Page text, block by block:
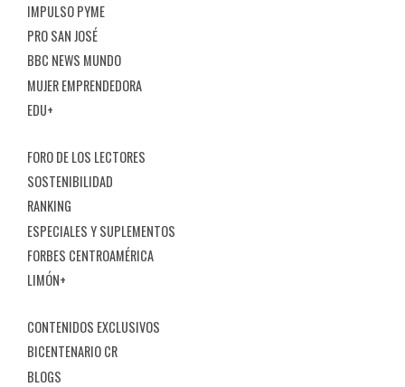
IMPULSO PYME
PRO SAN JOSÉ
BBC NEWS MUNDO
MUJER EMPRENDEDORA
EDU+
FORO DE LOS LECTORES
SOSTENIBILIDAD
RANKING
ESPECIALES Y SUPLEMENTOS
FORBES CENTROAMÉRICA
LIMÓN+
CONTENIDOS EXCLUSIVOS
BICENTENARIO CR
BLOGS